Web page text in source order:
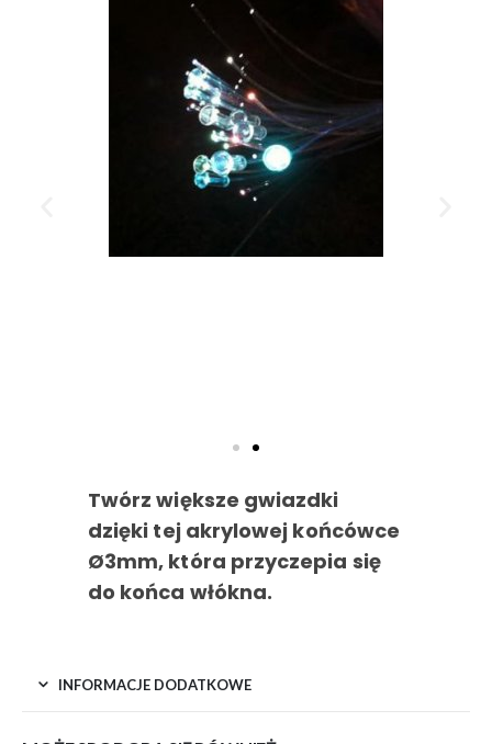
INFORMACJE DODATKOWE
MOŻE SPODOBA SIĘ RÓWNIEŻ…
PODOBNE PRODUKTY